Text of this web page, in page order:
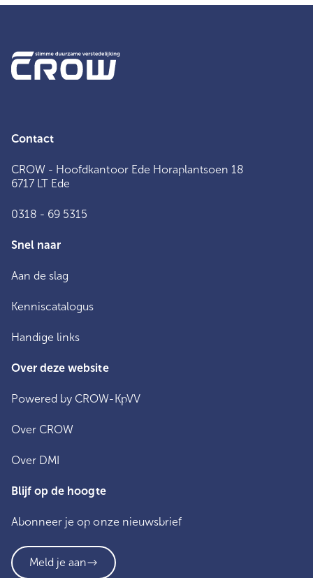
Contact
CROW - Hoofdkantoor Ede Horaplantsoen 18
6717 LT Ede
0318 - 69 5315
Snel naar
Aan de slag
Kenniscatalogus
Handige links
Over deze website
Powered by CROW-KpVV
Over CROW
Over DMI
Blijf op de hoogte
Abonneer je op onze nieuwsbrief
Meld je aan